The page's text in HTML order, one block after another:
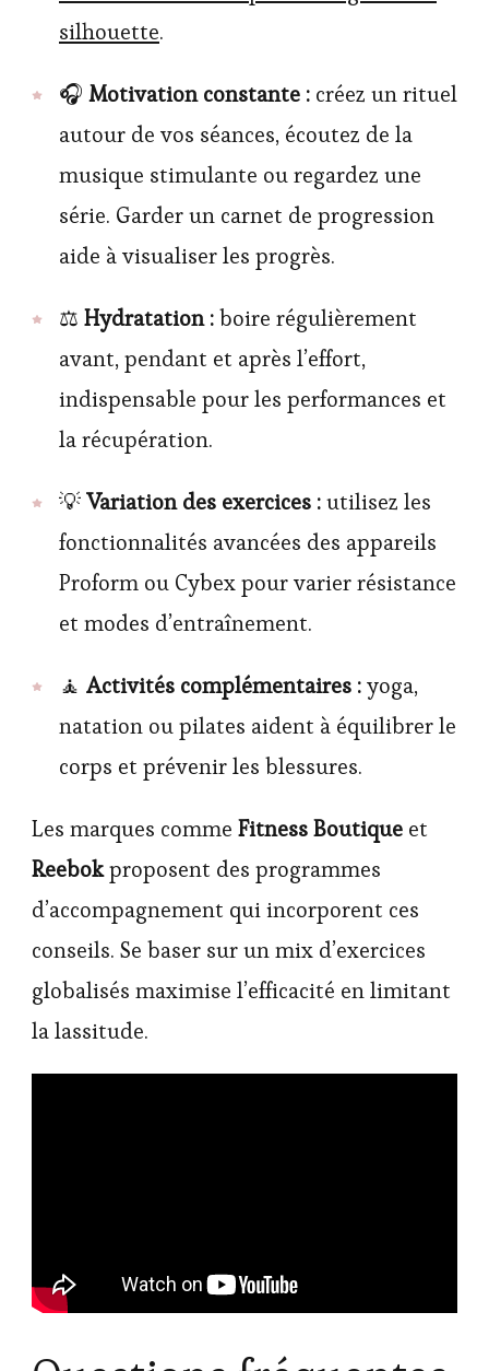
silhouette.
🎧 Motivation constante : créez un rituel
autour de vos séances, écoutez de la
musique stimulante ou regardez une
série. Garder un carnet de progression
aide à visualiser les progrès.
⚖️ Hydratation :boire régulièrement
avant, pendant et après l’effort,
indispensable pour les performances et
la récupération.
💡Variation des exercices :utilisez les
fonctionnalités avancées des appareils
Proform ou Cybex pour varier résistance
et modes d’entraînement.
🧘 Activités complémentaires :yoga,
natation ou pilates aident à équilibrer le
corps et prévenir les blessures.
Les marques comme Fitness Boutique et
Reebokproposent des programmes
d’accompagnement qui incorporent ces
conseils. Se baser sur un mix d’exercices
globalisés maximise l’efficacité en limitant
la lassitude.